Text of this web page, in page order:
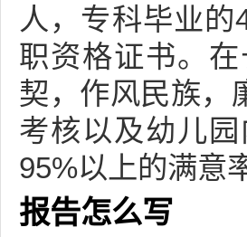
人，专科毕业
职资格证书。
契，作风民族，
考核以及幼儿
95%以上的满意
报告怎么写